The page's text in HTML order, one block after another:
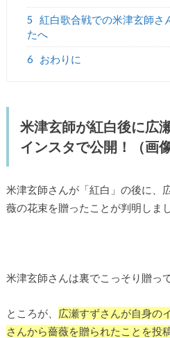
5
紅白歌合戦での米津玄師さ
たへ
6 おわりに
米津玄師が紅白後に広
インスタで公開！（画
米津玄師さんが「紅白」の後に、
薇の花束を贈ったことが判明しまし
米津玄師さんは裏でこっそり贈っ
ところが、 広瀬すずさんが自身の
さんから薔薇を贈られたことを投